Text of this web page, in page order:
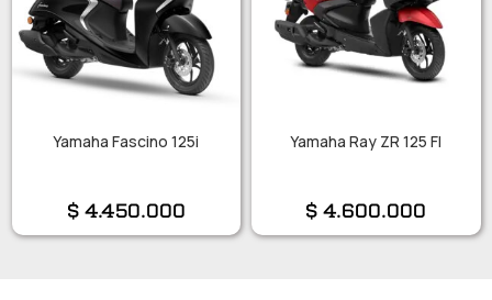
Yamaha Fascino 125i
$4.450.000
Yamaha Ray ZR 125 FI
$4.600.000